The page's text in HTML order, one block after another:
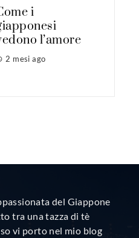
i
l’amore
2 mesi ago
del Giappone
tra una tazza di tè
vi porto nel mio blog